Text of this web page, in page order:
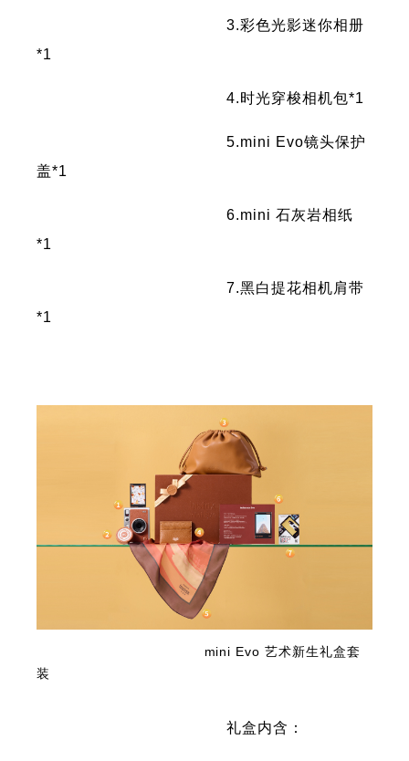
3.彩色光影迷你相册
*1
4.时光穿梭相机包*1
5.mini Evo镜头保护
盖*1
6.mini 石灰岩相纸
*1
7.黑白提花相机肩带
*1
mini Evo 艺术新生礼盒套
装
礼盒内含：